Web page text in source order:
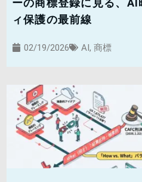
ーの商標登録に見る、
ィ保護の最前線
02/19/2026 AI, 商標